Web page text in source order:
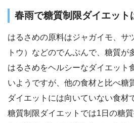
春雨で糖質制限ダイエット
はるさめの原料はジャガイモ、サ
トウ）などのでんぷんで、糖質が
はるさめをヘルシーなダイエット
いようですが、他の食材と比べ糖
ダイエットには向いていない食材
糖質制限ダイエットでは1日の糖